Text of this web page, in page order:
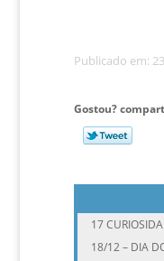
Publicado em:
Gostou?
17
18/12 – DIA